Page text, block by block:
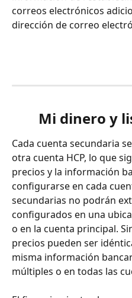
correos electrónicos
dirección de correo
Mi dinero y
Cada cuenta secundaria
otra cuenta HCP, lo que
precios y la información
configurarse en cada
secundarias no podrán
configurados en una
o en la cuenta principal.
precios pueden ser
misma información
múltiples o en todas las